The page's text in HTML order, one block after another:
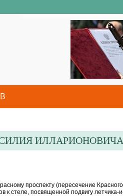
ИЛЛАРИОНОВИЧА
проспекту (пересечение
к стеле, посвященной подвигу летчика-